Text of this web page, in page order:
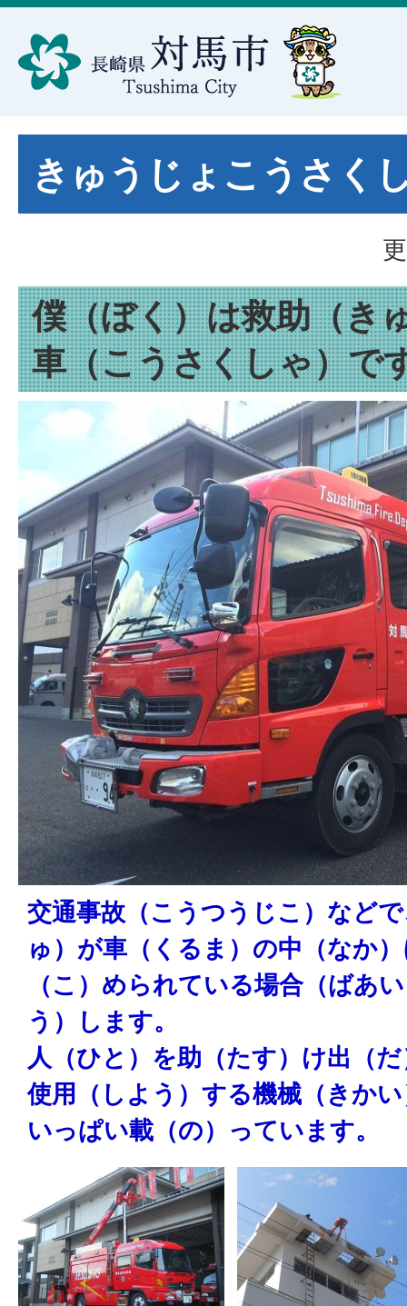
きゅうじょこうさく
僕（ぼく）は救助（き
車（こうさくしゃ）で
交通事故（こうつうじこ）など
ゅ）が車（くるま）の中（なか
（こ）められている場合（ばあ
う）します。
人（ひと）を助（たす）け出（
使用（しよう）する機械（きか
いっぱい載（の）っています。